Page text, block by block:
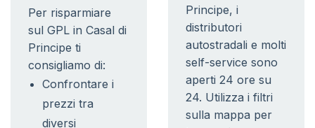
Per risparmiare
sul GPL in Casal di
Principe ti
consigliamo di:
Confrontare i
prezzi tra
diversi
Principe, i
distributori
autostradali e molti
self-service sono
aperti 24 ore su
24. Utilizza i filtri
sulla mappa per